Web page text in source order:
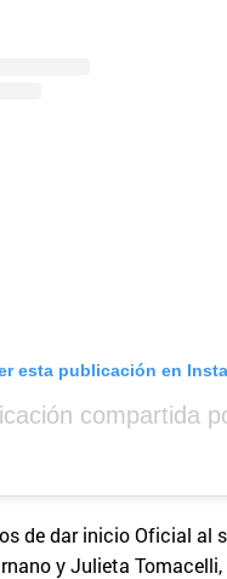
esta publicación en
de dar inicio Oficial al
y Julieta